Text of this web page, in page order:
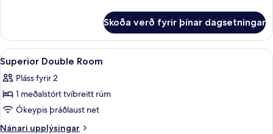
Room
Skoða verð fyrir þínar dagsetningar
Skoða
allar
myndir
fyrir
Superior
Double
Öryggishólf í herbergi, skrifborð,
6
Superior Double Room
Pláss fyrir 2
1 meðalstórt tvíbreitt rúm
Ókeypis þráðlaust net
Nánari upplýsingar
Nánari